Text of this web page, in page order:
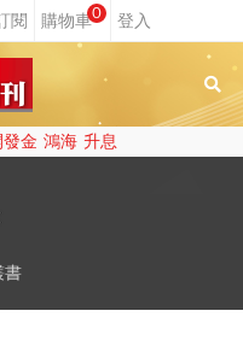
0
發金 鴻海 升息
書